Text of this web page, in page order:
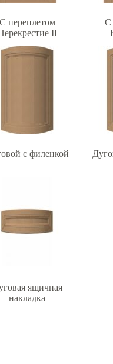
С переплетом
II
С
с филенкой
ящичная
накладка